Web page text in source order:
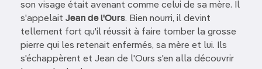
son visage était avenant comme celui de sa mère. Il
s'appelait Jean de l'Ours. Bien nourri, il devint
tellement fort qu'il réussit à faire tomber la grosse
pierre qui les retenait enfermés, sa mère et lui. Ils
s'échappèrent et Jean de l'Ours s'en alla découvrir